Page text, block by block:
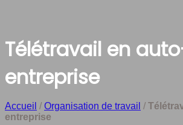
Télétravail en
entreprise
Accueil / Organisation de travail /
entreprise